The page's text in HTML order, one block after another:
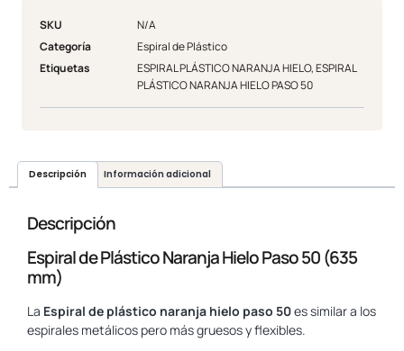
SKU
N/A
Categoría
Espiral de Plástico
Etiquetas
ESPIRAL PLÁSTICO NARANJA HIELO,ESPIRAL
PLÁSTICO NARANJA HIELO PASO 50
Descripción Información adicional
Descripción
Espiral de Plástico Naranja Hielo Paso 50 (635
mm)
La Espiral de plástico naranja hielo paso 50es similar a los
espirales metálicos pero más gruesos y flexibles.